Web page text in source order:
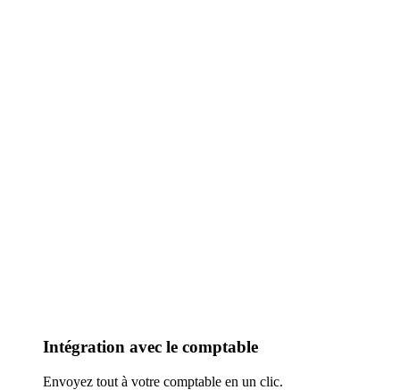
Intégration avec le comptable
Envoyez tout à votre comptable en un clic.